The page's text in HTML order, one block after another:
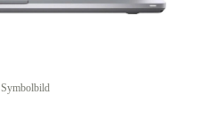
Symbolbild